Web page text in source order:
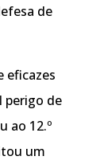
de
eficazes
perigo de
ao 12.º
um